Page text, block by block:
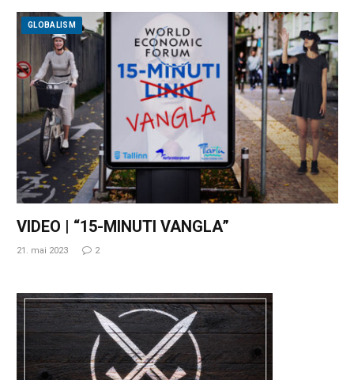
GLOBALISM
VIDEO | “15-MINUTI VANGLA”
21. mai 2023 2